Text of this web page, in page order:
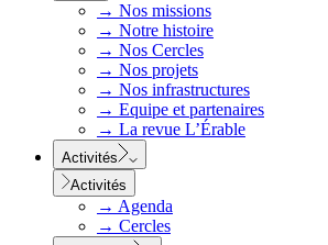
→ Nos missions
→ Notre histoire
→ Nos Cercles
→ Nos projets
→ Nos infrastructures
→ Equipe et partenaires
→ La revue L’Érable
Activités
Activités
→ Agenda
→ Cercles